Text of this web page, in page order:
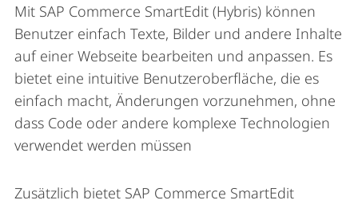
Mit SAP Commerce SmartEdit (Hybris) können
Benutzer einfach Texte, Bilder und andere Inhalte
auf einer Webseite bearbeiten und anpassen. Es
bietet eine intuitive Benutzeroberfläche, die es
einfach macht, Änderungen vorzunehmen, ohne
dass Code oder andere komplexe Technologien
verwendet werden müssen
Zusätzlich bietet SAP Commerce SmartEdit